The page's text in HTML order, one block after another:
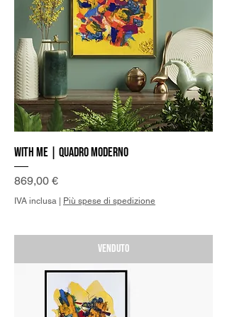
With me | Quadro Moderno
Prezzo
869,00 €
IVA inclusa Più spese di spedizione
Venduto